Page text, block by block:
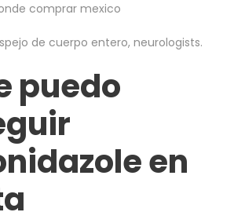
comprar mexico
de cuerpo entero, neurologists.
puedo
en